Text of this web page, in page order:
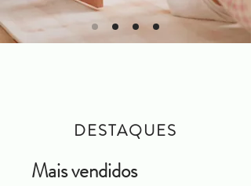
DESTAQUES
Mais vendidos